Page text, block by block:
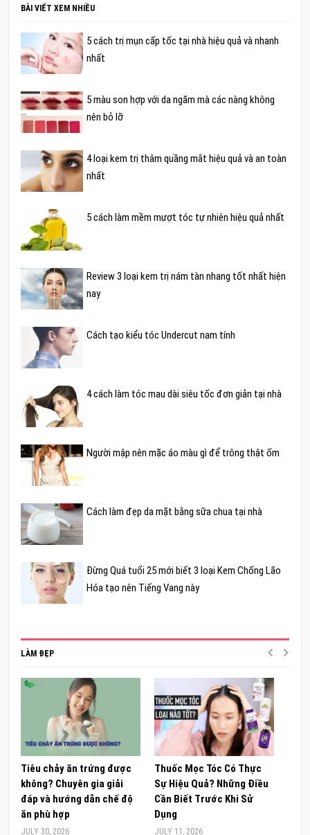
BÀI VIẾT XEM NHIỀU
5 cách trị mụn cấp tốc tại nhà hiệu quả và nhanh
nhất
5 màu son hợp với da ngăm mà các nàng không
nên bỏ lỡ
4 loại kem trị thâm quầng mắt hiệu quả và an toàn
nhất
5 cách làm mềm mượt tóc tự nhiên hiệu quả nhất
Review 3 loại kem trị nám tàn nhang tốt nhất hiện
nay
Cách tạo kiểu tóc Undercut nam tính
4 cách làm tóc mau dài siêu tốc đơn giản tại nhà
Người mập nên mặc áo màu gì để trông thật ốm
Cách làm đẹp da mặt bằng sữa chua tại nhà
Đừng Quá tuổi 25 mới biết 3 loại Kem Chống Lão
Hóa tạo nên Tiếng Vang này
LÀM ĐẸP
Tiêu chảy ăn trứng được
không? Chuyên gia giải
đáp và hướng dẫn chế độ
ăn phù hợp
JULY 30, 2026
Thuốc Mọc Tóc Có Thực
Sự Hiệu Quả? Những Điều
Cần Biết Trước Khi Sử
Dụng
JULY 11, 2026